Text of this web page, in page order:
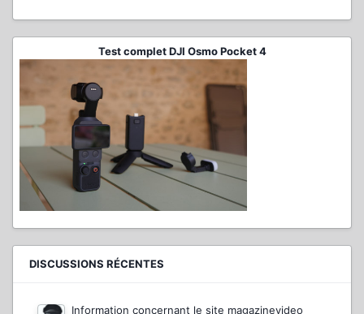
Test complet DJI Osmo Pocket 4
DISCUSSIONS RÉCENTES
Information concernant le site magazinevideo